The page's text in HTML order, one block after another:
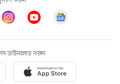
ডাউনলোড করুন